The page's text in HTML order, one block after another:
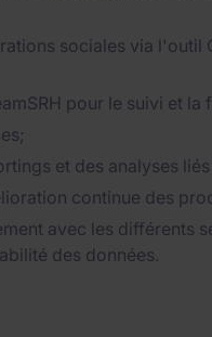
sociales via l'outil
pour le suivi et
et des analyses
continue des
avec les différents
des données.